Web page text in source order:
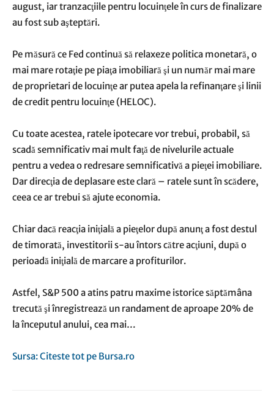
august, iar tranzacţiile pentru locuinţele în curs de finalizare
au fost sub aşteptări.
Pe măsură ce Fed continuă să relaxeze politica monetară, o
mai mare rotaţie pe piaţa imobiliară şi un număr mai mare
de proprietari de locuinţe ar putea apela la refinanţare şi linii
de credit pentru locuinţe (HELOC).
Cu toate acestea, ratele ipotecare vor trebui, probabil, să
scadă semnificativ mai mult faţă de nivelurile actuale
pentru a vedea o redresare semnificativă a pieţei imobiliare.
Dar direcţia de deplasare este clară – ratele sunt în scădere,
ceea ce ar trebui să ajute economia.
Chiar dacă reacţia iniţială a pieţelor după anunţ a fost destul
de timorată, investitorii s-au întors către acţiuni, după o
perioadă iniţială de marcare a profiturilor.
Astfel, S&P 500 a atins patru maxime istorice săptămâna
trecută şi înregistrează un randament de aproape 20% de
la începutul anului, cea mai…
Sursa: Citeste tot pe Bursa.ro